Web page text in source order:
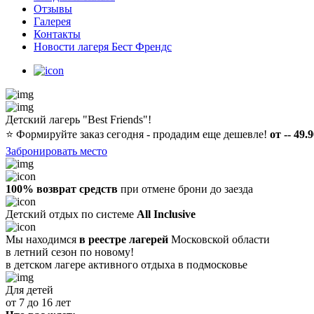
Отзывы
Галерея
Контакты
Новости лагеря Бест Френдс
Детский лагерь "Best Friends"!
⭐️ Формируйте заказ сегодня - продадим еще дешевле! от --
Забронировать место
100% возврат средств при отмене брони до заезда
Детский отдых по системе All Inclusive
Мы находимся в реестре лагерей Московской области
в летний сезон по новому!
в детском лагере активного отдыха в подмосковье
Для детей
от 7 до 16 лет